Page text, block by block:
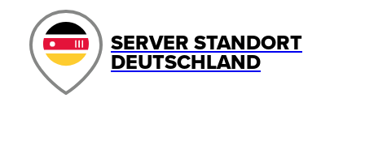
SERVER STANDORT
DEUTSCHLAND